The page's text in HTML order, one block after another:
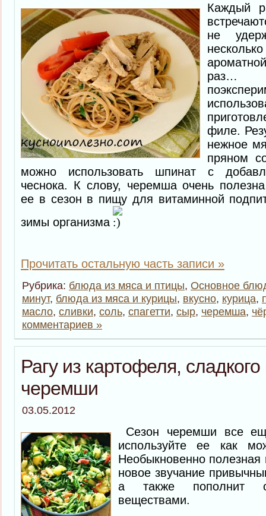
Каждый
не
филе.
нежное
пряном
можно использовать шпинат с
чеснока. К слову, черемша очень
ее в сезон в пищу для витаминной
зимы организма
Прочитать остальную часть записи »
Рубрика: блюда из мяса и птицы, Основное
минут, блюда из мяса и курицы, вкусно, курица,
масло, сливки, соль, спагетти, сыр, черемша,
комментариев »
Рагу из картофеля,
черемши
03.05.2012
Сезон черемши все
используйте ее как
Необыкновенно полезная
новое звучание
а также пополнит
веществами.